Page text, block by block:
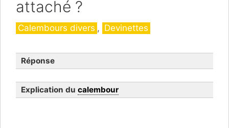
attaché ?
Catégories
Calembours divers , Devinettes
Réponse
Explication du calembour